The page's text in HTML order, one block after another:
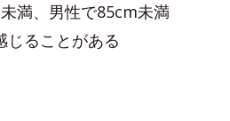
満、男性で85cm未満
じることがある